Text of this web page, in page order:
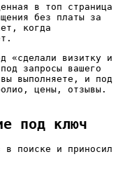
в топ страница
без платы за
когда
«сделали визитку и
запросы вашего
выполняете, и под
цены, отзывы.
под ключ
поиске и приносил